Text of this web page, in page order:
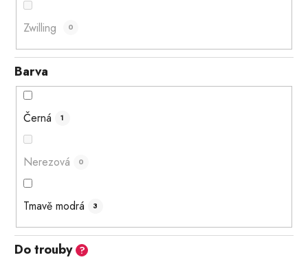
Zwilling 0
Barva
Černá 1
Nerezová 0
Tmavě modrá 3
Do trouby ?